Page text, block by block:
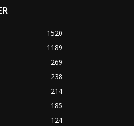
1520
1189
269
238
214
185
124